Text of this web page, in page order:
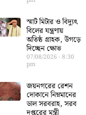
স্মার্ট মিটার ও বিদ্যুৎ
বিলের যন্ত্রণায়
অতিষ্ঠ গ্রাহক, উগড়ে
দিচ্ছেন ক্ষোভ
07/08/2026 8:30
pm
জয়নগরের রেশন
দোকানে নিম্নমানের
ডাল সরবরাহ, সরব